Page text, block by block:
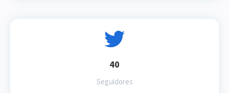
40
Seguidores